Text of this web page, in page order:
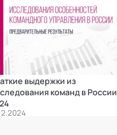
выдержки из
команд в России